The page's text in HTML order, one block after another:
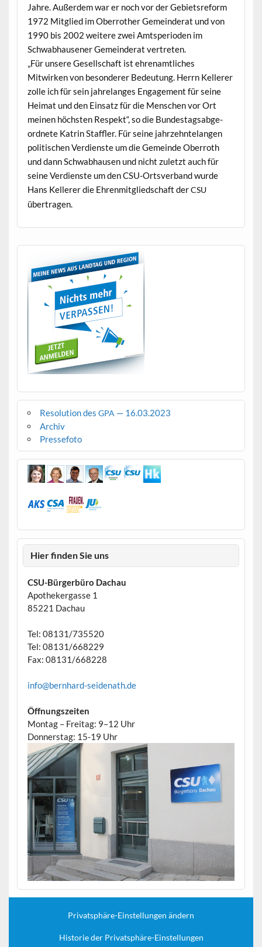
Jahre. Außer­dem war er noch vor der Gebi­et­sre­form
1972 Mit­glied im Ober­rother Gemein­der­at und von
1990 bis 2002 weit­ere zwei Amtspe­ri­o­den im
Schwab­hausen­er Gemein­der­at vertreten.
„Für unsere Gesellschaft ist ehre­namtlich­es
Mitwirken von beson­der­er Bedeu­tung. Her­rn Kellerer
zolle ich für sein jahre­langes Engage­ment für seine
Heimat und den Ein­satz für die Men­schen vor Ort
meinen höch­sten Respekt“, so die Bun­destagsab­ge­
ord­nete Katrin Staffler. Für seine jahrzehn­te­lan­gen
poli­tis­chen Ver­di­en­ste um die Gemeinde Ober­roth
und dann Schwab­hausen und nicht zulet­zt auch für
seine Ver­di­en­ste um den CSU-Ortsver­band wurde
Hans Kellerer die Ehren­mit­glied­schaft derCSU
übertragen.
Resolution des GPA — 16.03.2023
Archiv
Pressefoto
Hier finden Sie uns
CSU-Bürgerbüro Dachau
Apothekergasse 1
85221 Dachau
Tel: 08131/735520
Tel: 08131/668229
Fax: 08131/668228
info@bernhard-seidenath.de
Öffnungszeiten
Montag – Freitag: 9–12 Uhr
Donnerstag: 15-19 Uhr
Privatsphäre-Einstellungen ändern
Historie der Privatsphäre-Einstellungen